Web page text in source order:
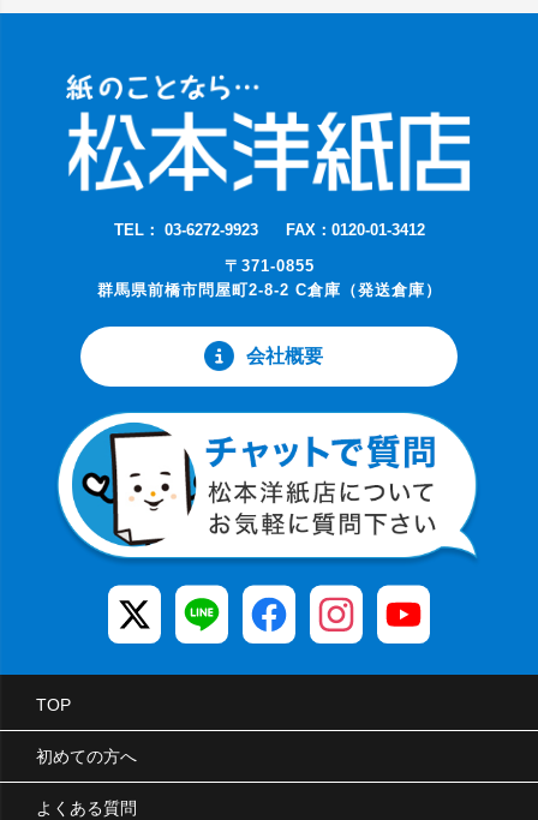
TEL： 03-6272-9923
FAX：0120-01-3412
〒371-0855
群馬県前橋市問屋町2-8-2 C倉庫（発送倉庫）
会社概要
TOP
初めての方へ
よくある質問